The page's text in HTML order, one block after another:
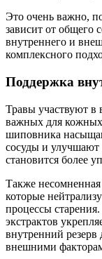
Это очень важно,
зависит от общего
внутреннего и
комплексного
Поддержка
Травы участвуют в
важных для
шиповника
сосуды и улучшают
становится более
Также
которые
процессы
экстрактов
внутренний
внешними